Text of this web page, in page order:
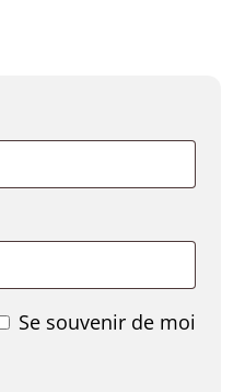
Se souvenir de moi